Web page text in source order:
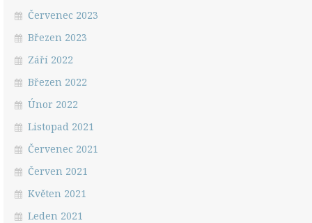
Červenec 2023
Březen 2023
Září 2022
Březen 2022
Únor 2022
Listopad 2021
Červenec 2021
Červen 2021
Květen 2021
Leden 2021